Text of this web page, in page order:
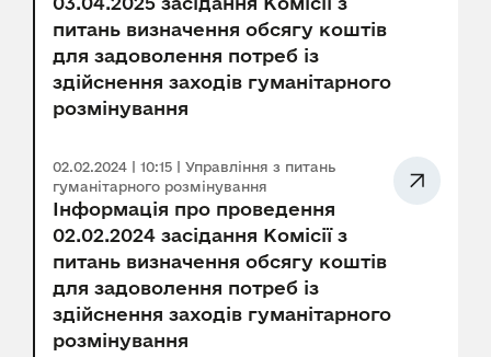
питань визначення обсягу коштів
для задоволення потреб із
здійснення заходів гуманітарного
розмінування
02.02.2024 | 10:15 | Управління з питань
гуманітарного розмінування
Інформація про проведення
02.02.2024 засідання Комісії з
питань визначення обсягу коштів
для задоволення потреб із
здійснення заходів гуманітарного
розмінування